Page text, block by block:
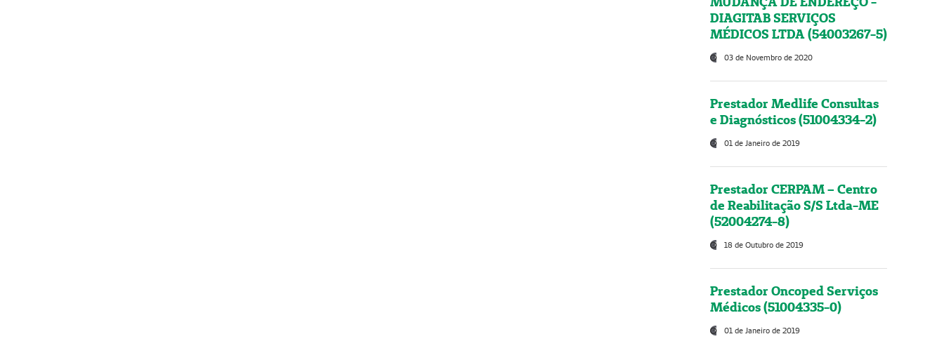
DIAGITAB SERVIÇOS
MÉDICOS LTDA (54003267-5)
03 de Novembro de 2020
Prestador Medlife Consultas
e Diagnósticos (51004334-2)
01 de Janeiro de 2019
Prestador CERPAM – Centro
de Reabilitação S/S Ltda-ME
(52004274-8)
18 de Outubro de 2019
Prestador Oncoped Serviços
Médicos (51004335-0)
01 de Janeiro de 2019